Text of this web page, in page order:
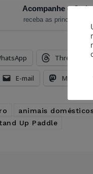
Acompanhe o
receba as principais
Threads
E-mail Mastodon
animais
Up Paddle